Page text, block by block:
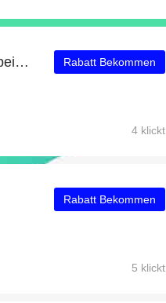
Erhalten Sie 20% Rabatt auf alle Bestellungen bei Polar CH Rabatt Bekommen
4 klickt
Rabatt Bekommen
5 klickt